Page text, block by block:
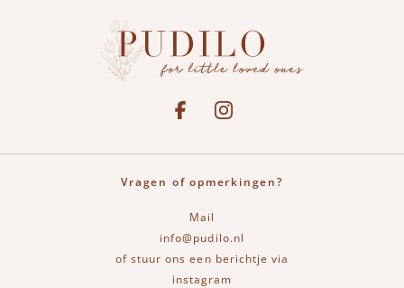
See our FacebookBekijk onze Instagram pagina
Vragen of opmerkingen?
Mail
info@pudilo.nl
of stuur ons een berichtje via
instagram